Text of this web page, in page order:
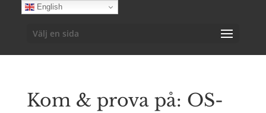
Välj en sida
Kom & prova på: OS-
English